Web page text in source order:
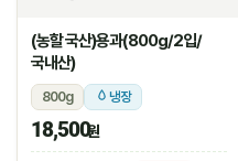
(농할 국산)용과(800g/2입/
국내산)
800g 냉장
18,500원